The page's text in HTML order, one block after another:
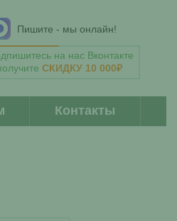
Пишите - мы онлайн!
на нас Вконтакте
СКИДКУ 10 000₽
Контакты